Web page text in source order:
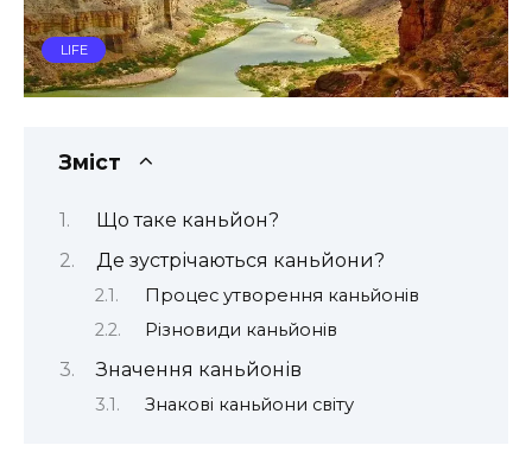
LIFE
Зміст
Що таке каньйон?
Де зустрічаються каньйони?
Процес утворення каньйонів
Різновиди каньйонів
Значення каньйонів
Знакові каньйони світу